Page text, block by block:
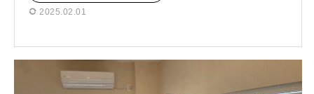
2025.02.01